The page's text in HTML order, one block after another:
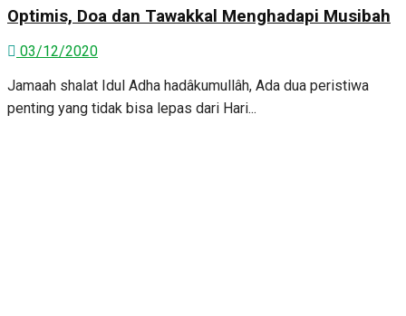
Optimis, Doa dan Tawakkal Menghadapi Musibah
03/12/2020
Jamaah shalat Idul Adha hadâkumullâh, Ada dua peristiwa
penting yang tidak bisa lepas dari Hari...